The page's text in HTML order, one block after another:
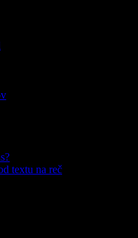
textu na reč